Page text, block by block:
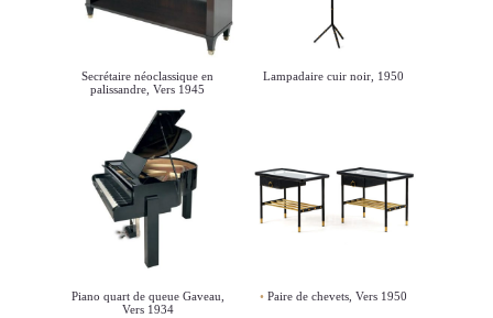
Secrétaire néoclassique en
palissandre, Vers 1945
Lampadaire cuir noir, 1950
Piano quart de queue Gaveau,
Vers 1934
Paire de chevets, Vers 1950